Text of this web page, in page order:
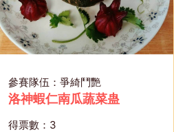
參賽隊伍：爭綺鬥艷
洛神蝦仁南瓜蔬菜蛊
得票數：3